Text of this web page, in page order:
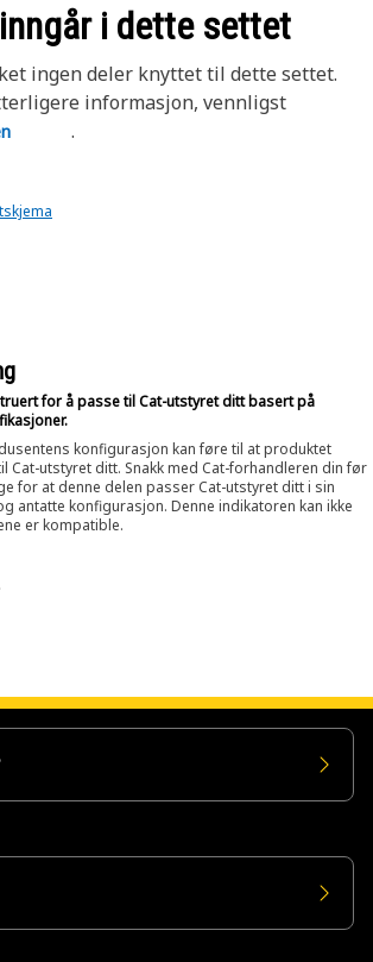
i dette settet
ingen deler knyttet til dette settet.
informasjon, vennligst
.
for å passe til Cat-utstyret ditt basert på
konfigurasjon kan føre til at produktet
Cat-utstyret ditt. Snakk med Cat-forhandleren din før
for at denne delen passer Cat-utstyret ditt i sin
antatte konfigurasjon. Denne indikatoren kan ikke
er kompatible.